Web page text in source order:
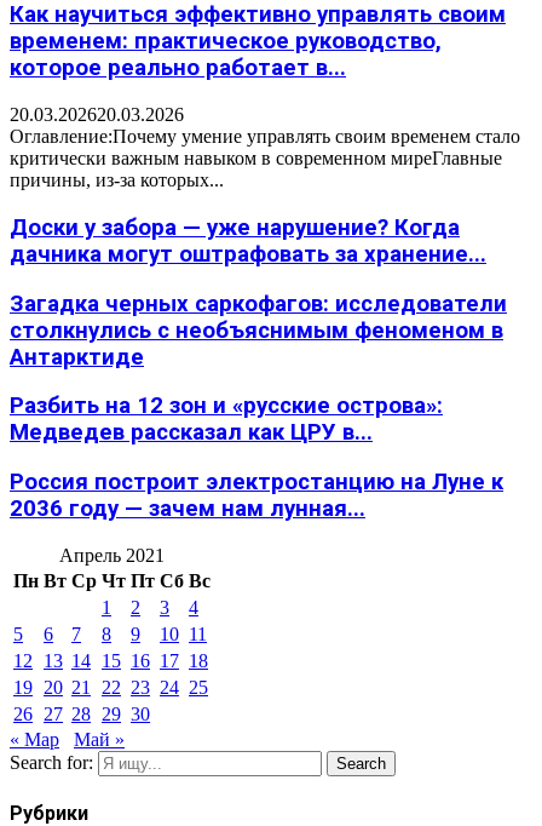
Как научиться эффективно управлять своим
временем: практическое руководство,
которое реально работает в...
20.03.202620.03.2026
Оглавление:Почему умение управлять своим временем стало
критически важным навыком в современном миреГлавные
причины, из-за которых...
Доски у забора — уже нарушение? Когда
дачника могут оштрафовать за хранение...
Загадка черных саркофагов: исследователи
столкнулись с необъяснимым феноменом в
Антарктиде
Разбить на 12 зон и «русские острова»:
Медведев рассказал как ЦРУ в...
Россия построит электростанцию на Луне к
2036 году — зачем нам лунная...
Апрель 2021
Пн Вт Ср Чт Пт Сб Вс
1
2 3
4
5
6 7 8 9 10 11
12
13 14 15 16 17 18
19 20 21 22 23 24 25
26 27 28 29 30
« Мар
Май »
Search for:
Search
Рубрики